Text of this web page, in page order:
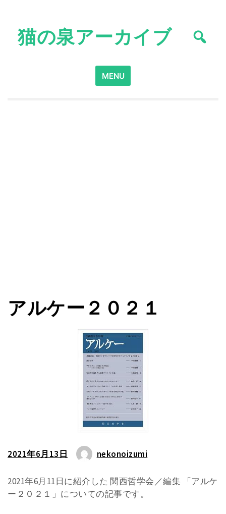
content猫の泉アーカイブ
Search
for:
MENU
アルケー２０２１
2021年6月13日 nekonoizumi
2021年6月11日に紹介した 関西哲学会／編集 「アルケ
ー２０２１」についての記事です。